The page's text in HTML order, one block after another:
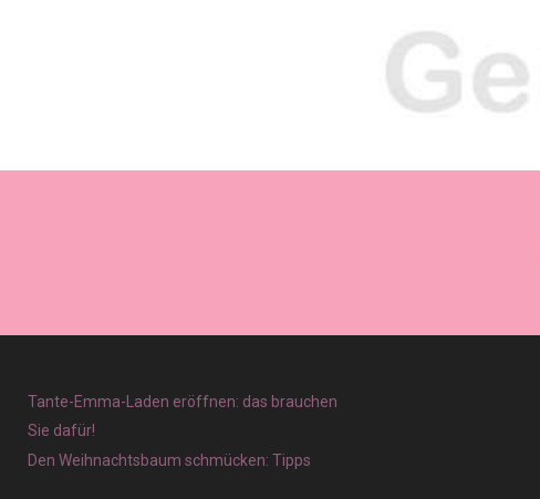
Tante-Emma-Laden eröffnen: das brauchen
Sie dafür!
Den Weihnachtsbaum schmücken: Tipps